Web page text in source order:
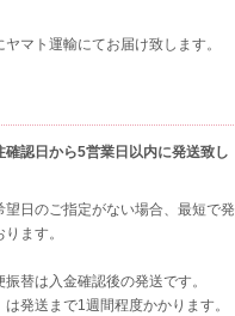
マト運輸にてお届け致します。
確認日から5営業日以内に発送致し
日のご指定がない場合、最短で発
ます。
替は入金確認後の発送です。
発送まで1週間程度かかります。